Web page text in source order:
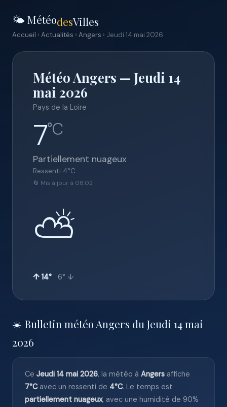
🌤️ MétéodesVilles
Accueil › Actualités › Angers › Jeudi 14 mai 2026
Météo Angers — Jeudi 14
mai 2026
Pays de la Loire
7°C
Partiellement nuageux
Ressenti 4°C
🔄 Mis à jour à 08:02
⛅
↑ 14° 6° ↓
☀️ Bulletin météo Angers du Jeudi 14 mai
2026
Ce Jeudi 14 mai 2026, la météo à Angers affiche
7°Cavec un ressenti de 4°C. Le temps est
partiellement nuageux, avec une humidité de 90%